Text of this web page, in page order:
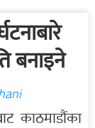
बनाइने
काठमाडौंका